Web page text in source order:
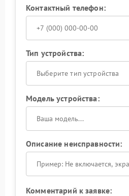
Контактный телефон:
Тип устройства:
Выберите тип устройства
Модель устройства:
Описание неисправности:
Комментарий к заявке: